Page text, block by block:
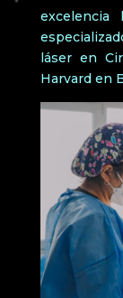
láser en
Harvard en